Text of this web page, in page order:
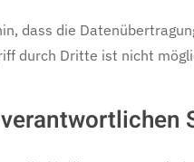
dass die
durch Dritte ist nicht